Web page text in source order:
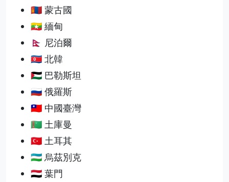
🇲🇳 蒙古國
🇲🇲 緬甸
🇳🇵 尼泊爾
🇰🇵 北韓
🇵🇸 巴勒斯坦
🇷🇺 俄羅斯
🇹🇼 中國臺灣
🇹🇲 土庫曼
🇹🇷 土耳其
🇺🇿 烏茲別克
🇾🇪 葉門